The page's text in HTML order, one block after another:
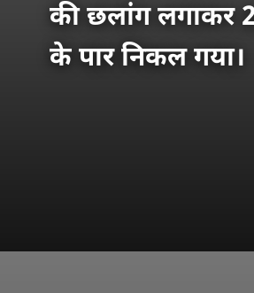
की छलांग लगाकर
के पार निकल गया।